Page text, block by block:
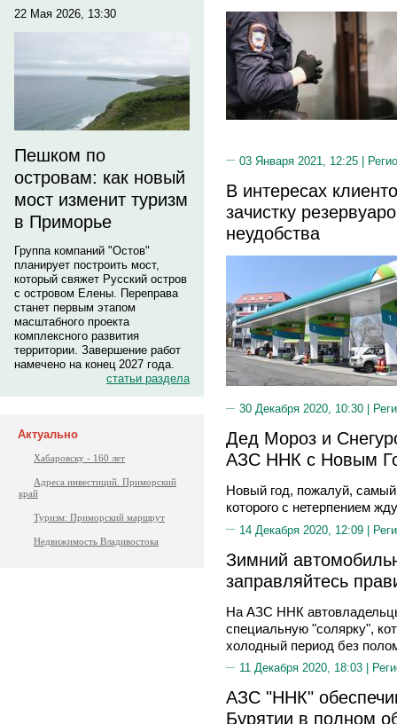
22 Мая 2026, 13:30
Пешком по
островам: как новый
мост изменит туризм
в Приморье
Группа компаний "Остов"
планирует построить мост,
который свяжет Русский остров
с островом Елены. Переправа
станет первым этапом
масштабного проекта
комплексного развития
территории. Завершение работ
намечено на конец 2027 года.
статьи раздела
Актуально
Хабаровску - 160 лет
Адреса инвестиций. Приморский
край
Туризм: Приморский маршрут
Недвижимость Владивостока
03 Января 2021, 12:25 |
В интересах
зачистку
неудобства
30 Декабря 2020, 10:30 |
Дед Мороз и
АЗС ННК с Новым
Новый год, пожалуй,
которого с нетерпением
14 Декабря 2020, 12:09 |
Зимний
заправляйтесь
На АЗС ННК
специальную "солярку",
холодный период без
11 Декабря 2020, 18:03 |
АЗС "ННК"
Бурятии в полном